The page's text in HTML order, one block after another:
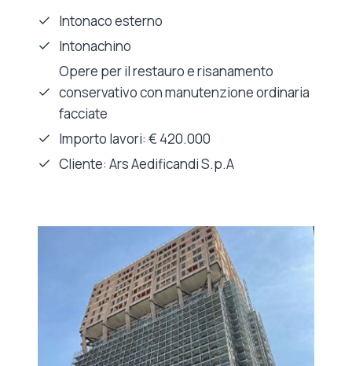
Intonaco esterno
Intonachino
Opere per il restauro e risanamento
conservativo con manutenzione ordinaria
facciate
Importo lavori: € 420.000
Cliente: Ars Aedificandi S.p.A